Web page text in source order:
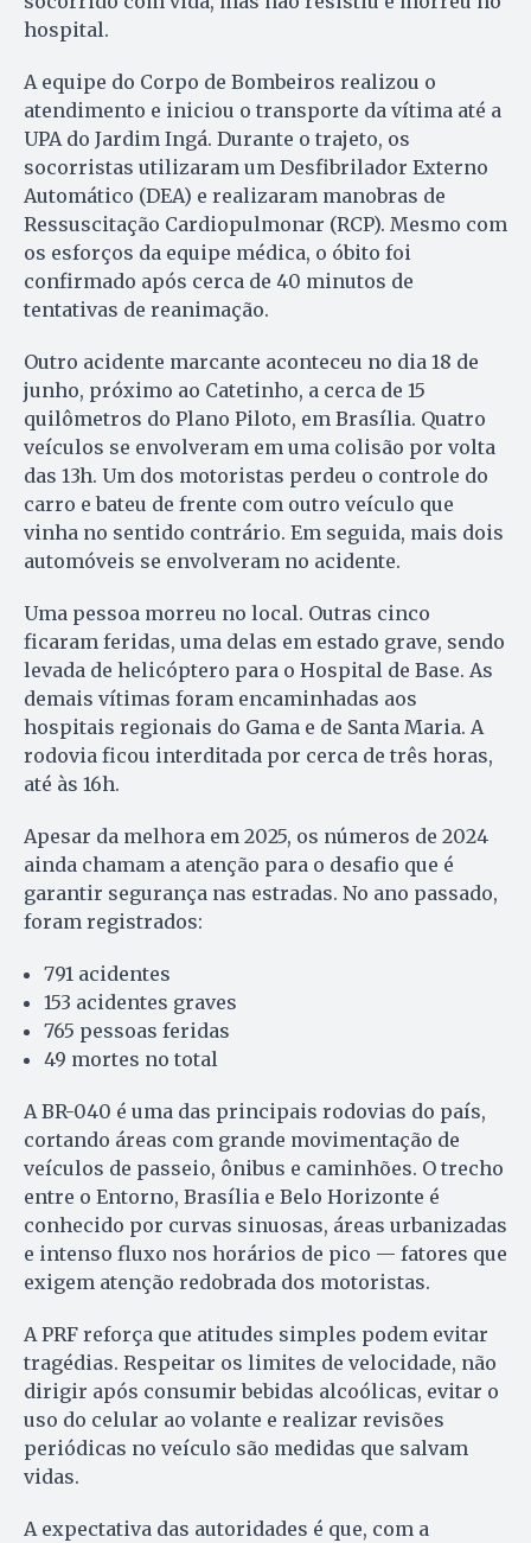
hospital.
A equipe do Corpo de Bombeiros realizou o
atendimento e iniciou o transporte da vítima até a
UPA do Jardim Ingá. Durante o trajeto, os
socorristas utilizaram um Desfibrilador Externo
Automático (DEA) e realizaram manobras de
Ressuscitação Cardiopulmonar (RCP). Mesmo com
os esforços da equipe médica, o óbito foi
confirmado após cerca de 40 minutos de
tentativas de reanimação.
Outro acidente marcante aconteceu no dia 18 de
junho, próximo ao Catetinho, a cerca de 15
quilômetros do Plano Piloto, em Brasília. Quatro
veículos se envolveram em uma colisão por volta
das 13h. Um dos motoristas perdeu o controle do
carro e bateu de frente com outro veículo que
vinha no sentido contrário. Em seguida, mais dois
automóveis se envolveram no acidente.
Uma pessoa morreu no local. Outras cinco
ficaram feridas, uma delas em estado grave, sendo
levada de helicóptero para o Hospital de Base. As
demais vítimas foram encaminhadas aos
hospitais regionais do Gama e de Santa Maria. A
rodovia ficou interditada por cerca de três horas,
até às 16h.
Apesar da melhora em 2025, os números de 2024
ainda chamam a atenção para o desafio que é
garantir segurança nas estradas. No ano passado,
foram registrados:
791 acidentes
153 acidentes graves
765 pessoas feridas
49 mortes no total
A BR-040 é uma das principais rodovias do país,
cortando áreas com grande movimentação de
veículos de passeio, ônibus e caminhões. O trecho
entre o Entorno, Brasília e Belo Horizonte é
conhecido por curvas sinuosas, áreas urbanizadas
e intenso fluxo nos horários de pico — fatores que
exigem atenção redobrada dos motoristas.
A PRF reforça que atitudes simples podem evitar
tragédias. Respeitar os limites de velocidade, não
dirigir após consumir bebidas alcoólicas, evitar o
uso do celular ao volante e realizar revisões
periódicas no veículo são medidas que salvam
vidas.
A expectativa das autoridades é que, com a